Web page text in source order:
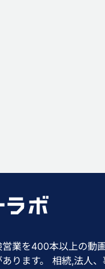
業を400本以上の動
ります。 相続,法人